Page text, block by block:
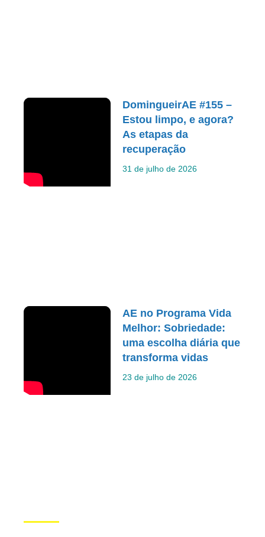
DomingueirAE #155 –
Estou limpo, e agora?
As etapas da
recuperação
31 de julho de 2026
AE no Programa Vida
Melhor: Sobriedade:
uma escolha diária que
transforma vidas
23 de julho de 2026